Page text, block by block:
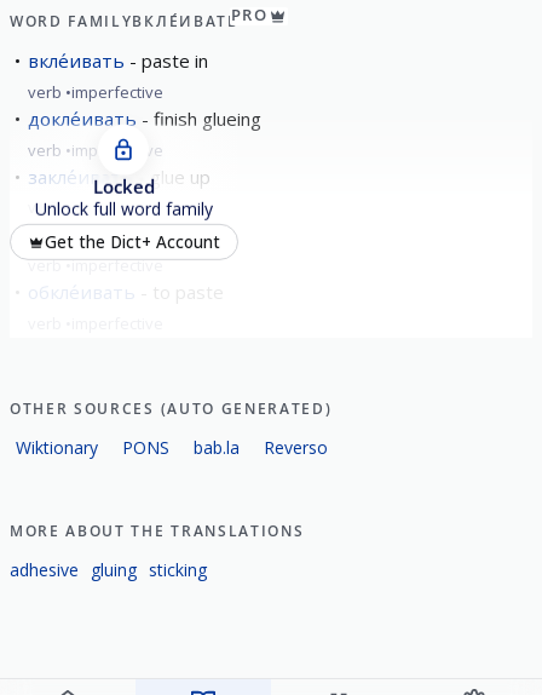
WORD FAMILYВКЛЕ́ИВАТЬPRO
вкле́ивать paste in
verb imperfective
докле́ивать finish glueing
verb imperfective
закле́ивать glue up
verb imperfective
накле́ивать stick
verb imperfective
обкле́ивать
Locked
Unlock full word family
Get the Dict+ Account
OTHER SOURCES (AUTO GENERATED)
Wiktionary PONS bab.la Reverso
MORE ABOUT THE TRANSLATIONS
adhesive gluing sticking